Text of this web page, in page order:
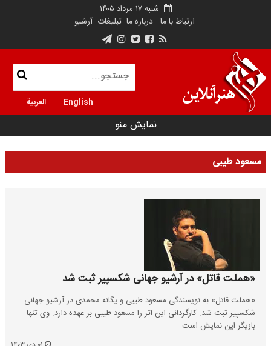
شنبه ۱۷ مرداد ۱۴۰۵
ارتباط با ما درباره ما تبلیغات آرشیو
English العربية
نمایش منو
مسعود طیبی
«هملت قاتل» در آرشیو جهانی شکسپیر ثبت شد
«هملت قاتل» به نویسندگی مسعود طیبی و یگانه محمدی در آرشیو جهانی
شکسپیر ثبت شد. کارگردانی این اثر را مسعود طیبی بر عهده دارد. وی تنها
بازیگر این نمایش است.